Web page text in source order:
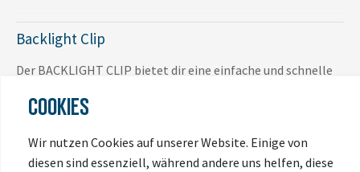
Backlight Clip
Der BACKLIGHT CLIP bietet dir eine einfache und schnelle
deine Sichtbarkeit im Handumdrehen erhöhen.
2-Step Zip System
COOKIES
Wir nutzen Cookies auf unserer Website. Einige von
diesen sind essenziell, während andere uns helfen, diese